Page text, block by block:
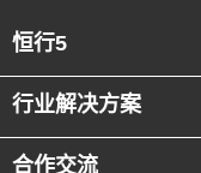
恒行5
行业解决方案
合作交流